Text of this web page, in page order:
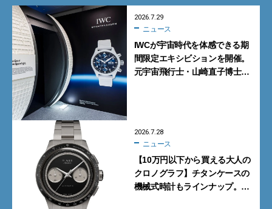
2026.7.29
ニュース
IWCが宇宙時代を体感できる期
間限定エキシビションを開催。
元宇宙飛行士・山崎直子博士に
2026.7.28
ニュース
【10万円以下から買える大人の
クロノグラフ】チタンケースの
機械式時計もラインナップ。タ